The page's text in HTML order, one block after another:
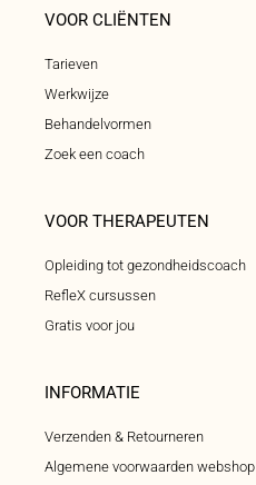
VOOR CLIËNTEN
Tarieven
Werkwijze
Behandelvormen
Zoek een coach
VOOR THERAPEUTEN
Opleiding tot gezondheidscoach
RefleX cursussen
Gratis voor jou
INFORMATIE
Verzenden & Retourneren
Algemene voorwaarden webshop